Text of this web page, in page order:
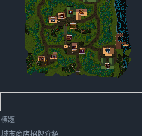
標題
城市商店招牌介紹